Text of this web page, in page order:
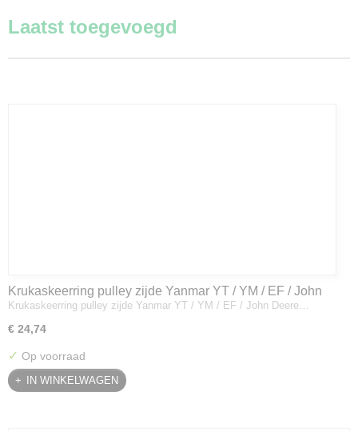
Laatst toegevoegd
Krukaskeerring pulley zijde Yanmar YT / YM / EF / John
Deere - 119934-01800
Krukaskeerring pulley zijde Yanmar YT / YM / EF / John Deere…
€ 24,74
✓ Op voorraad
IN WINKELWAGEN